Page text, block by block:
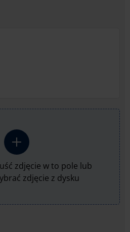
zdjęcie w to pole lub
zdjęcie z dysku